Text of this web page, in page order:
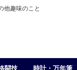
他趣味のこと
闘技 時計・万年筆